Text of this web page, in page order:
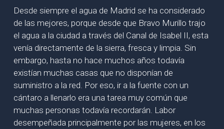
Desde siempre el agua de Madrid se ha considerado
de las mejores, porque desde que Bravo Murillo trajo
el agua a la ciudad a través del Canal de Isabel II, esta
venía directamente de la sierra, fresca y limpia. Sin
embargo, hasta no hace muchos años todavía
existían muchas casas que no disponían de
suministro a la red. Por eso, ir a la fuente con un
cántaro a llenarlo era una tarea muy común que
muchas personas todavía recordarán. Labor
desempeñada principalmente por las mujeres, en los